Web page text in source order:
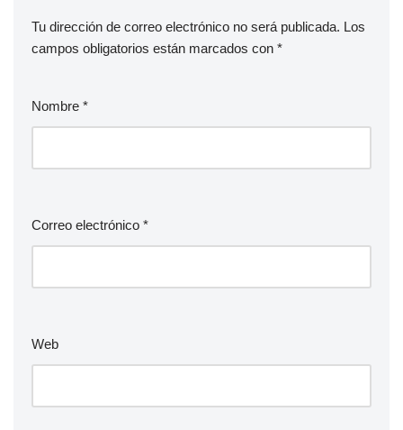
Tu dirección de correo electrónico no será publicada. Los
campos obligatorios están marcados con *
Nombre *
Correo electrónico *
Web